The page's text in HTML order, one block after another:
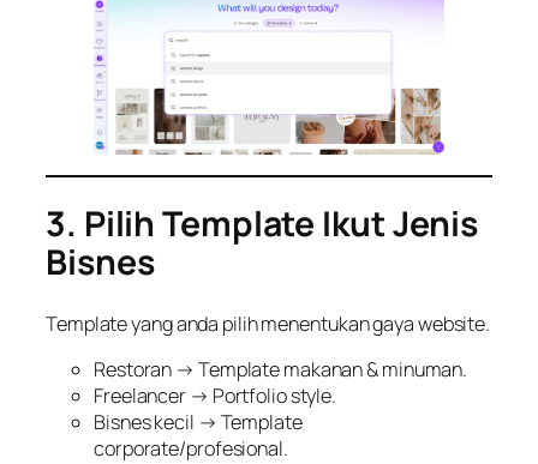
3. Pilih Template Ikut Jenis
Bisnes
Template yang anda pilih menentukan gaya website.
Restoran → Template makanan & minuman.
Freelancer → Portfolio style.
Bisnes kecil → Template
corporate/profesional.